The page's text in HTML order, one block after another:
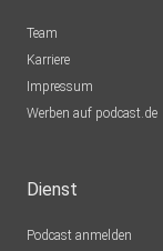
Team
Karriere
Impressum
Werben auf podcast.de
Dienst
Podcast anmelden